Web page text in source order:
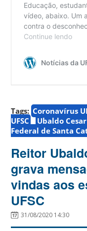
Tags: Coronavírus
UFSC
Ubaldo
Federal de Santa
Reitor
grava
vindas aos
UFSC
31/08/2020 14:30